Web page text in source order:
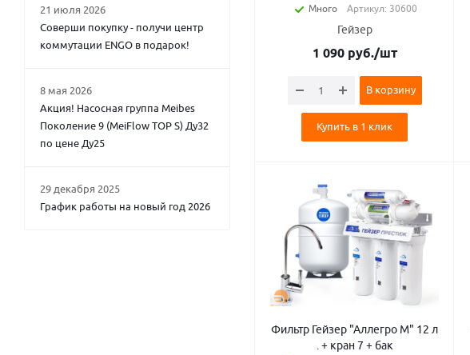
Много Артикул: 30600
Гейзер
1 090руб./шт
В корзину
Купить в 1 клик
Фильтр Гейзер "Аллегро М" 12 л
. + кран 7 + бак
21 июля 2026
Соверши покупку - получи центр
коммутации ENGO в подарок!
8 мая 2026
Акция! Насосная группа Meibes
Поколение 9 (MeiFlow TOP S) Ду32
по цене Ду25
29 декабря 2025
График работы на новый год 2026